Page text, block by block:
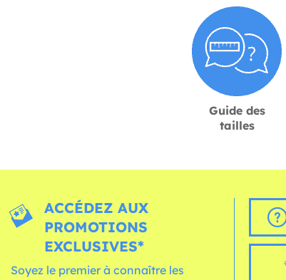
Guide des
tailles
ACCÉDEZ AUX
PROMOTIONS
EXCLUSIVES*
Soyez le premier à connaître les